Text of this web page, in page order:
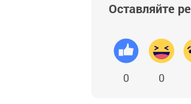
Оставляйте
0 0